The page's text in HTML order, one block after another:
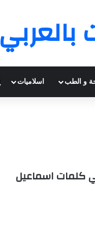
و الطب اسلاميات
كلمات اسماعيل